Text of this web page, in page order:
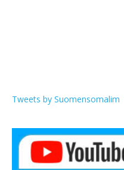
Tweets by Suomensomalim